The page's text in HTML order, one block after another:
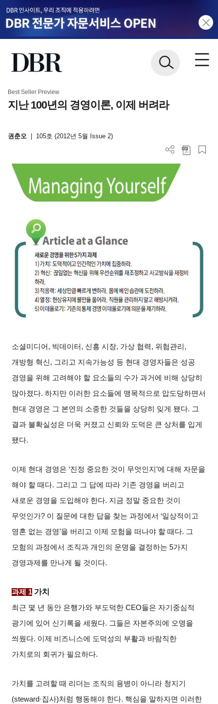
Best Seller Preview
지난 100년의 경영이론, 이제 버려라
권춘오 105호 (2012년 5월 Issue 2)
소셜미디어 , 빅데이터 , 신흥 시장, 가상 협력, 위험관리 ,
개방형 혁신, 그리고 지속가능성 등 현대 경영자들은 성공
경영을 위해 고려해야 할 요소들의 수가 과거에 비해 상당히
많아졌다.하지만 이러한 요소들에 맹목적으로 압도당하면서
현대 경영은 그 본연의 소중한 것들을 상당히 잊게 됐다. 그
결과 불확실성은 더욱 커졌고 신뢰와 도덕은 큰 상처를 입게
됐다.
이제 현대 경영은 ‘진정 중요한 것이 무엇인지 ’에 대해 자문을
해야 할 때다. 그리고 그 답에 따라 기존 경영을 버리고
새로운 경영을 도입해야 한다. 지금 정말 중요한 것이
무엇인가? 이 질문에 대한 답을 찾는 과정에서 ‘일상적이고
영혼 없는 경영’을 버리고 이제 모험을 떠나야 할 때다. 그
모험의 과정에서 조직과 개인의 운명을 결정하는 5가지
경영과제를 만나게 될 것이다.
과제 1 가치
최근 몇 년 동안 은행가와 부도덕한 CEO들은 자기중심적
광기에 있어 신기록을 세웠다. 그들은 자본주의에 오명을
씌웠다. 이제 비즈니스에 도덕성의 부활과 바람직한
가치로의 회귀가 필요하다.
가치를 고려할 때 리더는 조직의 용병이 아니라 청지기
(steward·집사)처럼 행동해야 한다. 핵심을 말하자면 이러한